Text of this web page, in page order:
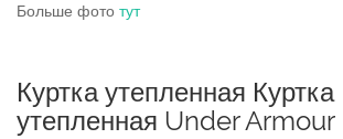
Больше фото тут
Куртка утепленная Куртка
утепленная Under Armour